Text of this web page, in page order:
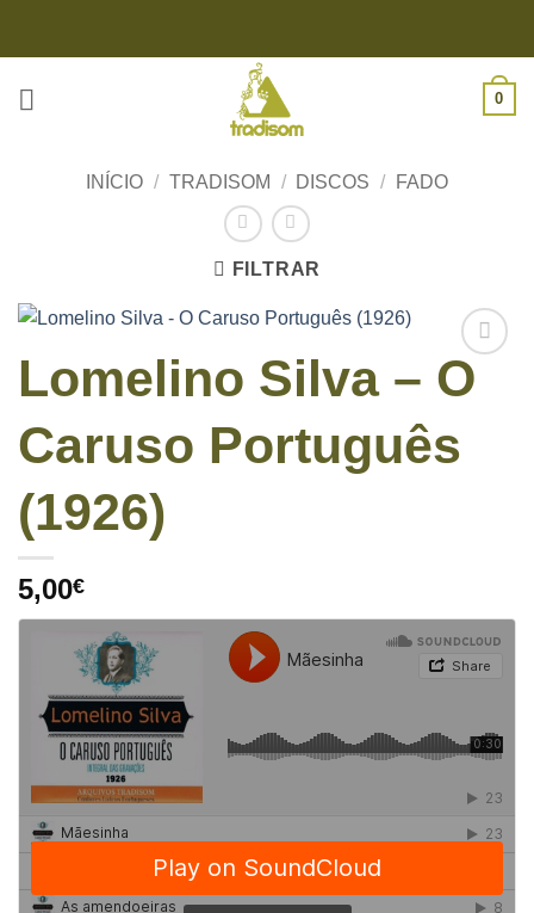
0
INÍCIO / TRADISOM / DISCOS / FADO
FILTRAR
Lomelino Silva – O
Caruso Português
(1926)
5,00€